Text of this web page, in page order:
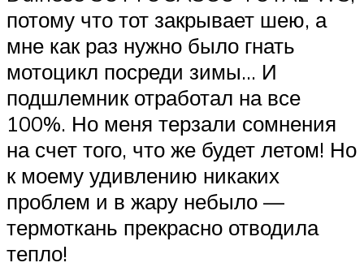
потому что тот закрывает шею, а
мне как раз нужно было гнать
мотоцикл посреди зимы… И
подшлемник отработал на все
100%. Но меня терзали сомнения
на счет того, что же будет летом! Но
к моему удивлению никаких
проблем и в жару небыло —
термоткань прекрасно отводила
тепло!